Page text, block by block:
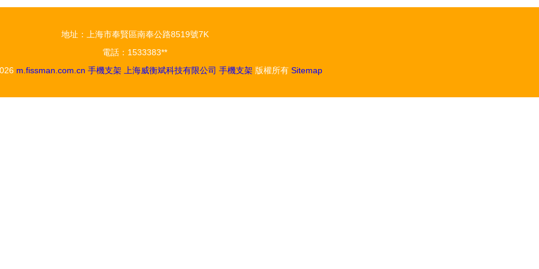
地址：上海市奉賢區南奉公路8519號7K
電話：1533383**
m.fissman.com.cn 手機支架 上海威衡斌科技有限公司 手機支架 版權所有 Sitemap